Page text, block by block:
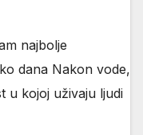
najbolje
dana Nakon vode,
u kojoj uživaju ljudi